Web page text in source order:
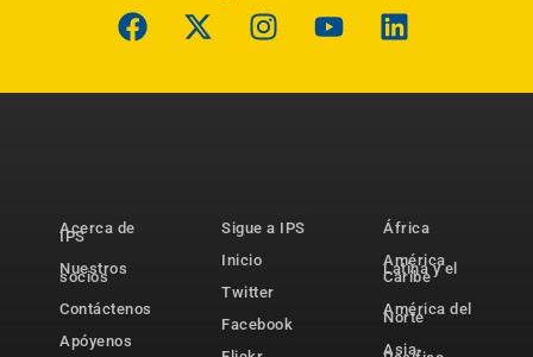
Acerca de
IPS
Nuestros
socios
Contáctenos
Apóyenos
Sigue a IPS
Inicio
Twitter
Facebook
África
América
Latina y el
Caribe
América del
Norte
Asia-